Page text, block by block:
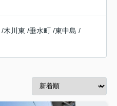
/木川東 /垂水町 /東中島 /